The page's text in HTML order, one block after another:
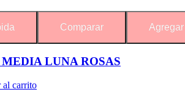
Comparar
LUNA ROSAS
al carrito